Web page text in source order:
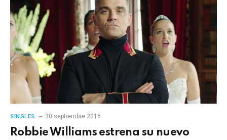
SINGLES 30 septiembre 2016
Robbie Williams estrena su nuevo